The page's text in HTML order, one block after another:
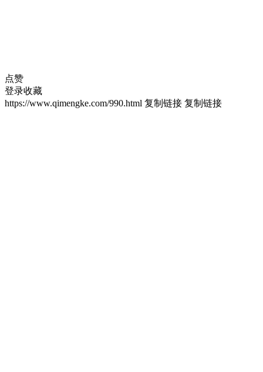
点赞
登录收藏
https://www.qimengke.com/990.html 复制链接 复制链接